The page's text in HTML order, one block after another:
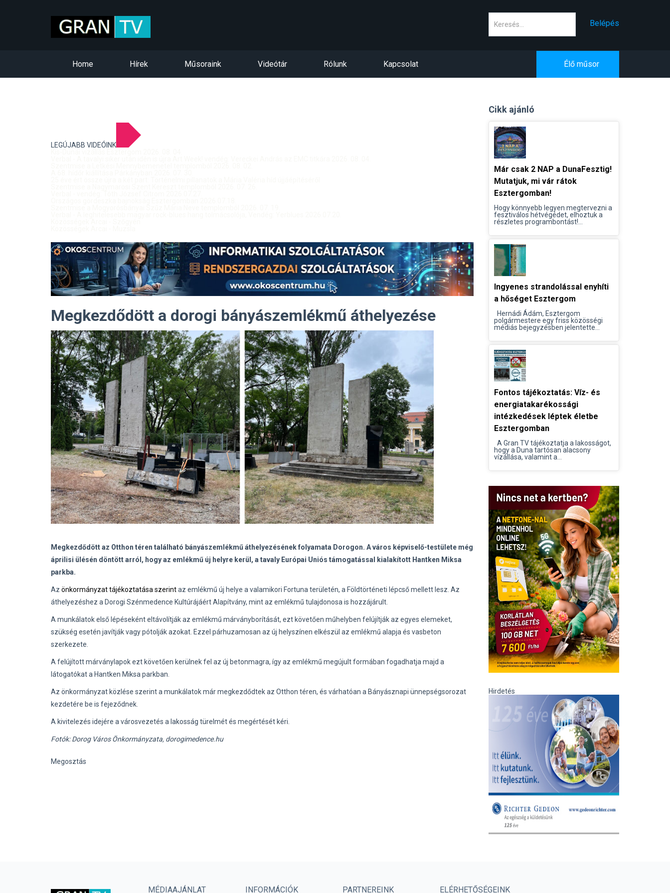
Belépés
Home Hírek Műsoraink Videótár Rólunk Kapcsolat Élő műsor
LEGÚJABB VIDEÓINK
Megkezdődött a dorogi bányászemlékmű áthelyezése
Megkezdődött az Otthon téren található bányászemlékmű áthelyezésének folyamata Dorogon. A város képviselő-testülete még
áprilisi ülésén döntött arról, hogy az emlékmű új helyre kerül, a tavaly Európai Uniós támogatással kialakított Hantken Miksa
parkba.
Az önkormányzat tájékoztatása szerintaz emlékmű új helye a valamikori Fortuna területén, a Földtörténeti lépcső mellett lesz. Az
áthelyezéshez a Dorogi Szénmedence Kultúrájáért Alapítvány, mint az emlékmű tulajdonosa is hozzájárult.
A munkálatok első lépéseként eltávolítják az emlékmű márványborítását, ezt követően műhelyben felújítják az egyes elemeket,
szükség esetén javítják vagy pótolják azokat. Ezzel párhuzamosan az új helyszínen elkészül az emlékmű alapja és vasbeton
szerkezete.
A felújított márványlapok ezt követően kerülnek fel az új betonmagra, így az emlékmű megújult formában fogadhatja majd a
látogatókat a Hantken Miksa parkban.
Az önkormányzat közlése szerint a munkálatok már megkezdődtek az Otthon téren, és várhatóan a Bányásznapi ünnepségsorozat
kezdetére be is fejeződnek.
A kivitelezés idejére a városvezetés a lakosság türelmét és megértését kéri.
Fotók: Dorog Város Önkormányzata, dorogimedence.hu
Megosztás
Cikk ajánló
Már csak 2 NAP a DunaFesztig!
Mutatjuk, mi vár rátok
Esztergomban!
Hogy könnyebb legyen megtervezni a
fesztiválos hétvégédet, elhoztuk a
részletes programbontást!...
Ingyenes strandolással enyhíti
a hőséget Esztergom
Hernádi Ádám, Esztergom
polgármestere egy friss közösségi
médiás bejegyzésben jelentette...
Fontos tájékoztatás: Víz- és
energiatakarékossági
intézkedések léptek életbe
Esztergomban
A Gran TV tájékoztatja a lakosságot,
hogy a Duna tartósan alacsony
vízállása, valamint a...
Hirdetés
MÉDIAAJÁNLAT INFORMÁCIÓK PARTNEREINK ELÉRHETŐSÉGEINK